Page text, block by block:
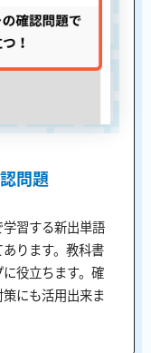
問題
習する新出単語
ります。教科書
役立ちます。確
にも活用出来ま